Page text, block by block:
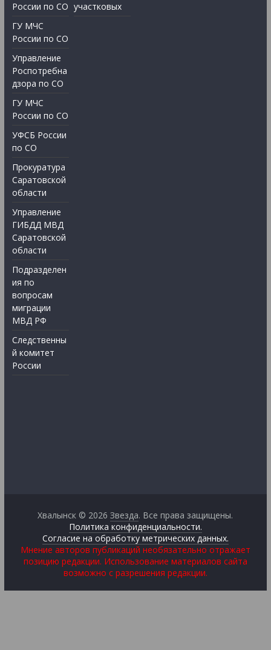
России по СО
ГУ МЧС
России по СО
Управление
Роспотребна
дзора по СО
ГУ МЧС
России по СО
УФСБ России
по СО
Прокуратура
Саратовской
области
Управление
ГИБДД МВД
Саратовской
области
Подразделен
ия по
вопросам
миграции
МВД РФ
Следственны
й комитет
России
участковых
Хвалынск © 2026Звезда. Все права защищены.
Политика конфиденциальности.
Согласие на обработку метрических данных.
Мнение авторов публикаций необязательно отражает
позицию редакции. Использование материалов сайта
возможно с разрешения редакции.